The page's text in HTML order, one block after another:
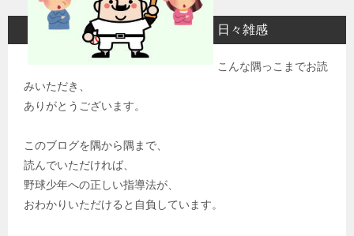
日々雑感
こんな隅っこまでお読
みいただき、
ありがとうございます。
このブログを隅から隅まで、
読んでいただければ、
野球少年への正しい指導法が、
おわかりいただけると自負しています。